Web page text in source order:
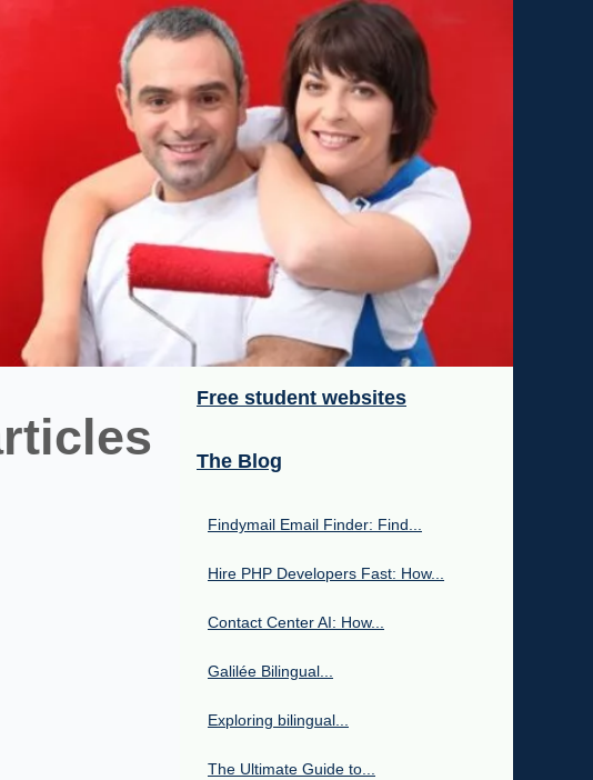
Free student websites
The Blog
Findymail Email Finder: Find...
Hire PHP Developers Fast: How...
Contact Center AI: How...
Galilée Bilingual...
Exploring bilingual...
The Ultimate Guide to...